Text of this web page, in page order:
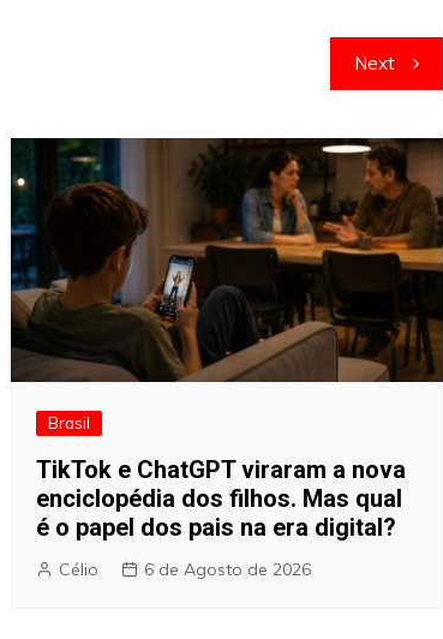
Next
Brasil
TikTok e ChatGPT viraram a nova
enciclopédia dos filhos. Mas qual
é o papel dos pais na era digital?
Célio 6 de Agosto de 2026